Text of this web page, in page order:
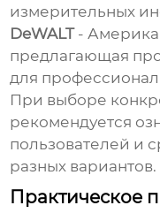
измерительных
DeWALT-
предлагающая
для
При выборе
рекомендуется
пользователей и
разных вариантов.
Практическое